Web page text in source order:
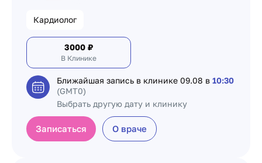
Кардиолог
3000 ₽
В Клинике
Ближайшая запись в клинике 09.08 в 10:30
(GMT0)
Выбрать другую дату и клинику
Записаться О враче